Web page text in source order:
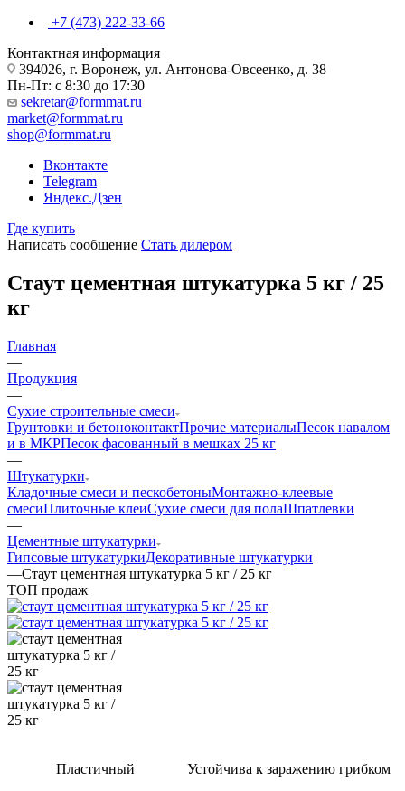
+7 (473) 222-33-66
Контактная информация
394026, г. Воронеж, ул. Антонова-Овсеенко, д. 38
Пн-Пт: с 8:30 до 17:30
sekretar@formmat.ru
market@formmat.ru
shop@formmat.ru
Вконтакте
Telegram
Яндекс.Дзен
Где купить
Написать сообщение Стать дилером
Стаут цементная штукатурка 5 кг / 25
кг
Главная
—
Продукция
—
Сухие строительные смеси
Грунтовки и бетоноконтактПрочие материалыПесок навалом
и в МКРПесок фасованный в мешках 25 кг
—
Штукатурки
Кладочные смеси и пескобетоныМонтажно-клеевые
смесиПлиточные клеиСухие смеси для полаШпатлевки
—
Цементные штукатурки
Гипсовые штукатуркиДекоративные штукатурки
—Стаут цементная штукатурка 5 кг / 25 кг
ТОП продаж
Пластичный Устойчива к заражению грибком